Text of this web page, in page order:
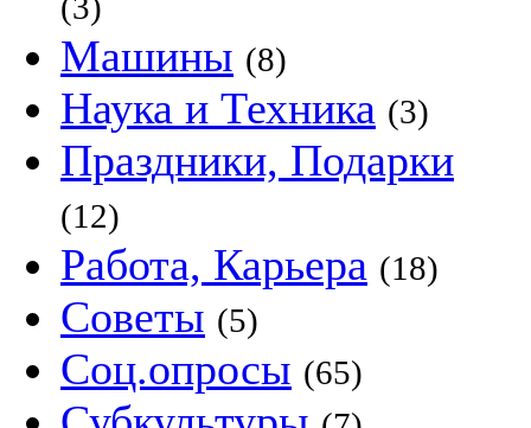
Машины (8)
Наука и Техника (3)
Праздники, Подарки
(12)
Работа, Карьера (18)
Советы (5)
Соц.опросы (65)